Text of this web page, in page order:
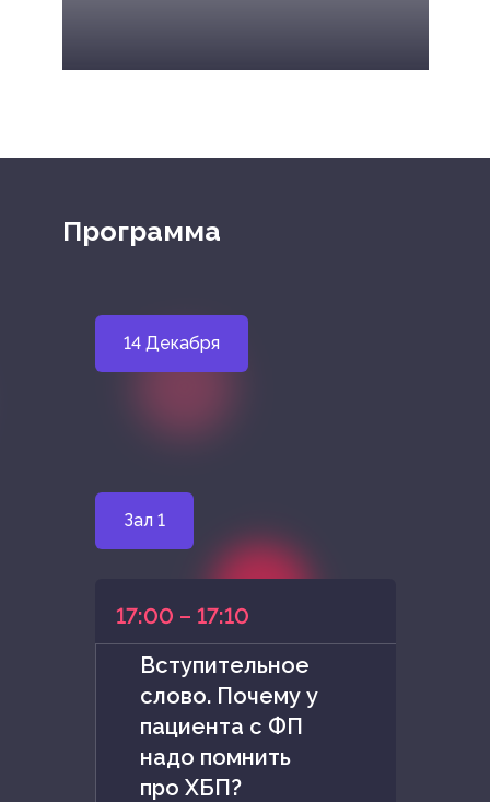
Программа
14 Декабря
Зал 1
17:00 – 17:10
Вступительное
слово. Почему у
пациента с ФП
надо помнить
про ХБП?